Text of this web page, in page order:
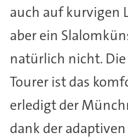
auch auf kurvigen
aber ein
natürlich nicht. Die
Tourer ist das
erledigt der
dank der